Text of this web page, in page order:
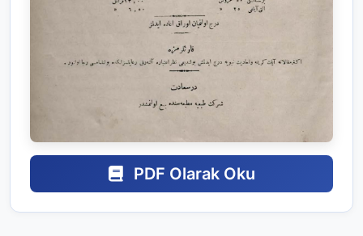
PDF Olarak Oku